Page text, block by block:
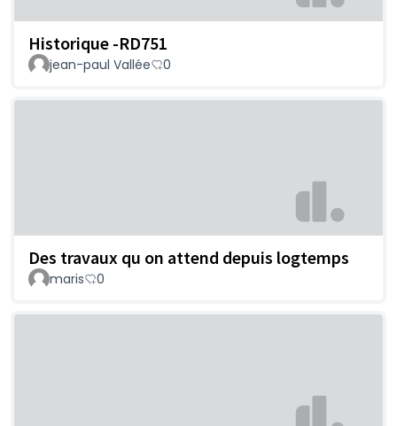
Historique -RD751
jean-paul Vallée 0
Des travaux qu on attend depuis logtemps
maris 0